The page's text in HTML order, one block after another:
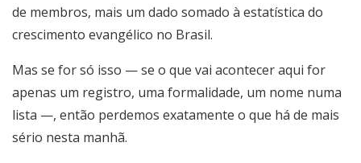
de membros, mais um dado somado à estatística do
crescimento evangélico no Brasil.
Mas se for só isso — se o que vai acontecer aqui for
apenas um registro, uma formalidade, um nome numa
lista —, então perdemos exatamente o que há de mais
sério nesta manhã.